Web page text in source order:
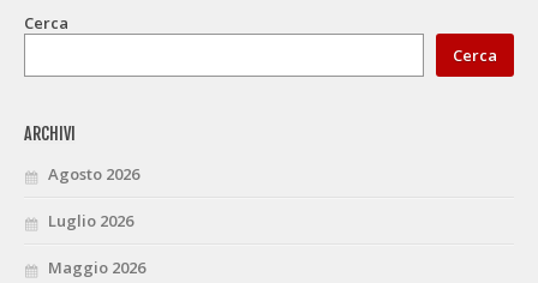
Cerca
Cerca
ARCHIVI
Agosto 2026
Luglio 2026
Maggio 2026